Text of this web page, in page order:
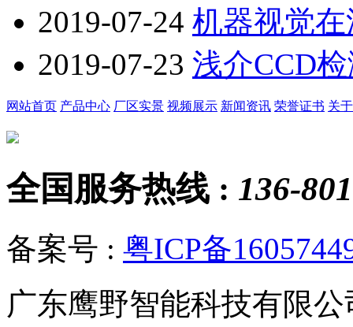
2019-07-24 机器视觉
2019-07-23 浅介CCD
网站首页 产品中心 厂区实景 视频展示 新闻资讯 荣誉证书 关
全国服务热线 : 136-
备案号 : 粤ICP备
广东鹰野智能科技有限